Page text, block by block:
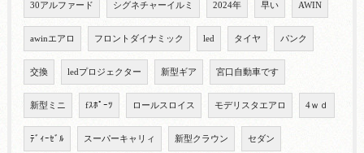
30アルファード シグネチャーイルミ 2024年 早い AWIN
awinエアロ フロントダイナミック led タイヤ パンク
交換 ledプロジェクター 新型ギア 宮口自動車です
新型ミニ fｽﾎﾟｰﾂ ロールスロイス モデリスタエアロ 4ｗｄ
ﾃﾞｨｰｾﾞﾙ スーパーキャリィ 新型クラウン セダン